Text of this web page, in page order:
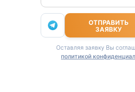
ОТПРАВИТЬ
ЗАЯВКУ
Оставляя заявку Вы
политикой